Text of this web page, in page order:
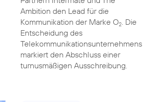
Ambition den Lead für die
Kommunikation der Marke O2. Die
Entscheidung des
Telekommunikationsunternehmens
markiert den Abschluss einer
turnusmäßigen Ausschreibung.